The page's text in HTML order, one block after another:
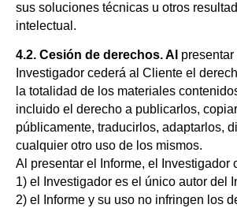
sus soluciones técnicas u otros
intelectual.
4.2. Cesión de derechos. Al presentar
Investigador cederá al Cliente el
la totalidad de los materiales
incluido el derecho a publicarlos,
públicamente, traducirlos, adaptarlos,
cualquier otro uso de los mismos.
Al presentar el Informe, el Investigador
1) el Investigador es el único autor del
2) el Informe y su uso no infringen los